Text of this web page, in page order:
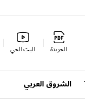
الجريدة البث الحي
الشروق العربي